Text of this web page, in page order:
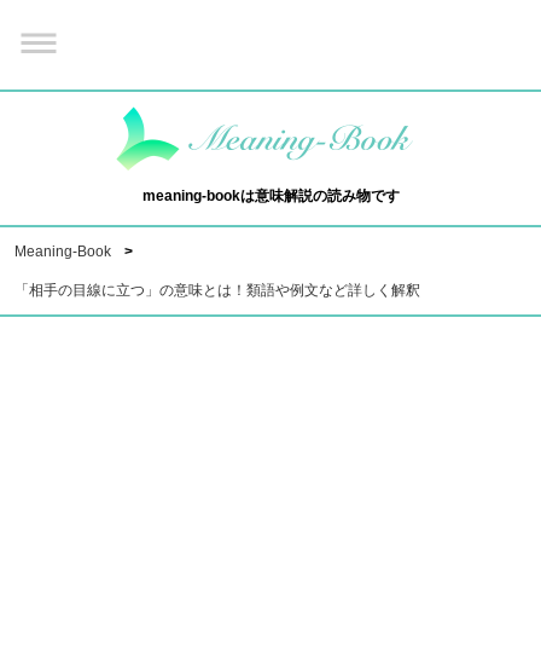
meaning-bookは意味解説の読み物です
Meaning-Book
「相手の目線に立つ」の意味とは！類語や例文など詳しく解釈